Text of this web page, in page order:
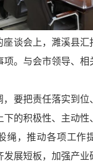
座谈会上，濉溪县汇
项。与会市领导、
，要把责任落实到位
下的积极性、主动性
绳，推动各项工作
发展短板，加强产业